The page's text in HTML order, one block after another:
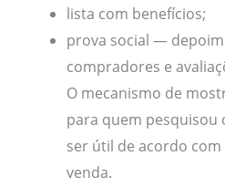
lista com benefícios;
prova social —
compradores e
O mecanismo de
para quem pesquisou
ser útil de acordo
venda.